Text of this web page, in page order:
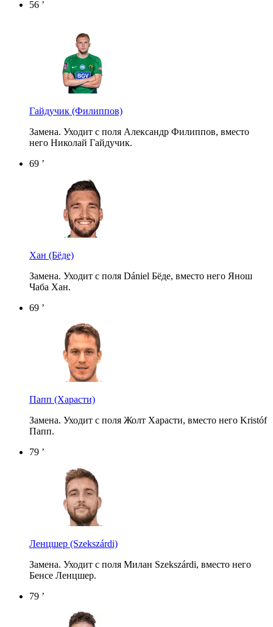
56 ’
Гайдучик (Филиппов)
Замена. Уходит с поля Александр Филиппов, вместо
него Николай Гайдучик.
69 ’
Хан (Бёде)
Замена. Уходит с поля Dániel Бёде, вместо него Янош
Чаба Хан.
69 ’
Папп (Харасти)
Замена. Уходит с поля Жолт Харасти, вместо него Kristóf
Папп.
79 ’
Ленцшер (Szekszárdi)
Замена. Уходит с поля Милан Szekszárdi, вместо него
Бенсе Ленцшер.
79 ’